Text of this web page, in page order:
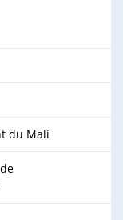
du Mali